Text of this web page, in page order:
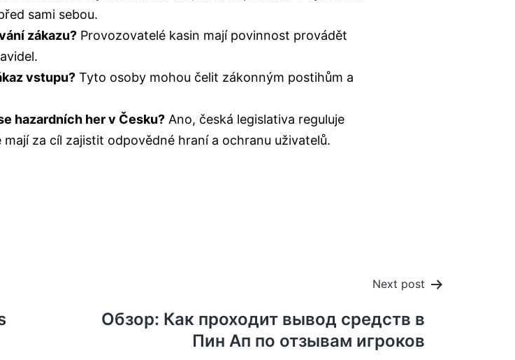
sami sebou.
zákazu? Provozovatelé kasin mají povinnost provádět
vstupu? Tyto osoby mohou čelit zákonným postihům a
hazardních her v Česku? Ano, česká legislativa reguluje
za cíl zajistit odpovědné hraní a ochranu uživatelů.
Next post
Обзор: Как проходит вывод средств в
Пин Ап по отзывам игроков